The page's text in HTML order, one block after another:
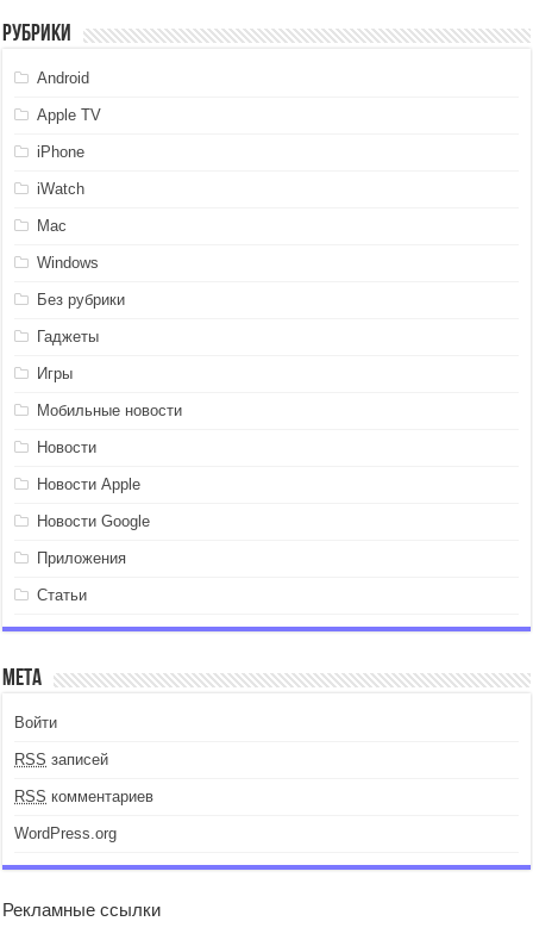
Рубрики
Android
Apple TV
iPhone
iWatch
Mac
Windows
Без рубрики
Гаджеты
Игры
Мобильные новости
Новости
Новости Apple
Новости Google
Приложения
Статьи
Мета
Войти
RSS записей
RSS комментариев
WordPress.org
Рекламные ссылки